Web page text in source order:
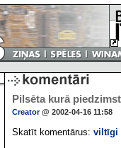
Pilsēta kurā
Creator@ 2002-04-16 11:58
Skatīt komentārus: viltīgi